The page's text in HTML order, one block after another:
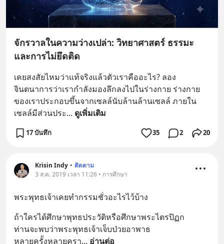
จักรวาลในความว่างเปล่า: วิทยาศาสตร์ ธรรมะ
และการไม่ยึดติด
เคยสงสัยไหมว่าแท้จริงแล้วตัวเราคืออะไร? ลอง
จินตนาการว่าเรากำลังมองลึกลงไปในร่างกาย ร่างกาย
ของเราประกอบขึ้นจากเซลล์นับล้านล้านเซลล์ ภายใน
เซลล์มีส่วนประ... ดูเพิ่มเติม
17 บันทึก 35 2 20
Krisin Indy • ติดตาม
3 ส.ค. 2019 เวลา 11:26 • การศึกษา
พระพุทธเจ้าเคยทำกรรมชั่วอะไรไว้บ้าง
ถ้าใครได้ศึกษาพุทธประวัติหรือศึกษาพระไตรปิฏก
ท่านจะพบว่าพระพุทธเจ้าเจ็บป่วยอาพาธ
หลายครั้งหลายครา... อ่านต่อ